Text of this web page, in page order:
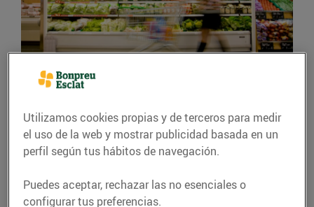
Consells per fer una
compra intel·ligent
Utilizamos cookies propias y de terceros para medir
el uso de la web y mostrar publicidad basada en un
perfil según tus hábitos de navegación.
Puedes aceptar, rechazar las no esenciales o
configurar tus preferencias.